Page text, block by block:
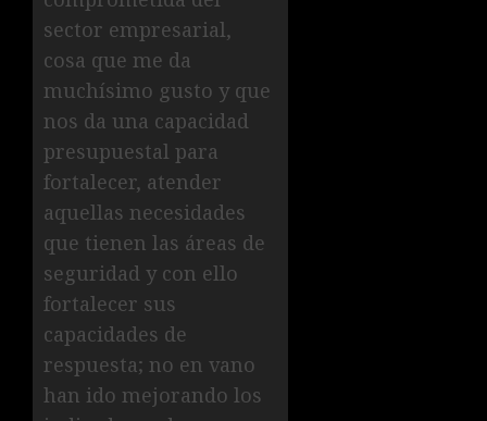
sector empresarial,
cosa que me da
muchísimo gusto y que
nos da una capacidad
presupuestal para
fortalecer, atender
aquellas necesidades
que tienen las áreas de
seguridad y con ello
fortalecer sus
capacidades de
respuesta; no en vano
han ido mejorando los